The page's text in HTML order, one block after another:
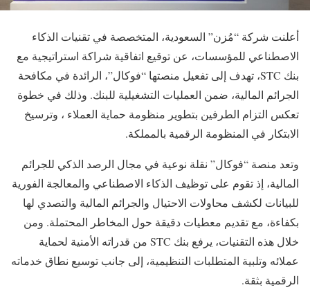
أعلنت شركة “مُزن” السعودية، المتخصصة في تقنيات الذكاء
الاصطناعي للمؤسسات، عن توقيع اتفاقية شراكة استراتيجية مع
بنك STC، تهدف إلى تفعيل منصتها “فوكال”، الرائدة في مكافحة
الجرائم المالية، ضمن العمليات التشغيلية للبنك. وذلك في خطوة
تعكس التزام الطرفين بتطوير منظومة حماية العملاء ، وترسيخ
الابتكار في المنظومة الرقمية بالمملكة.
وتعد منصة “فوكال” نقلة نوعية في مجال الرصد الذكي للجرائم
المالية، إذ تقوم على توظيف الذكاء الاصطناعي والمعالجة الفورية
للبيانات لكشف محاولات الاحتيال والجرائم المالية والتصدي لها
بكفاءة، مع تقديم معطيات دقيقة حول المخاطر المحتملة. ومن
خلال هذه التقنيات، يرفع بنك STC من قدراته الأمنية لحماية
عملائه وتلبية المتطلبات التنظيمية، إلى جانب توسيع نطاق خدماته
الرقمية بثقة.